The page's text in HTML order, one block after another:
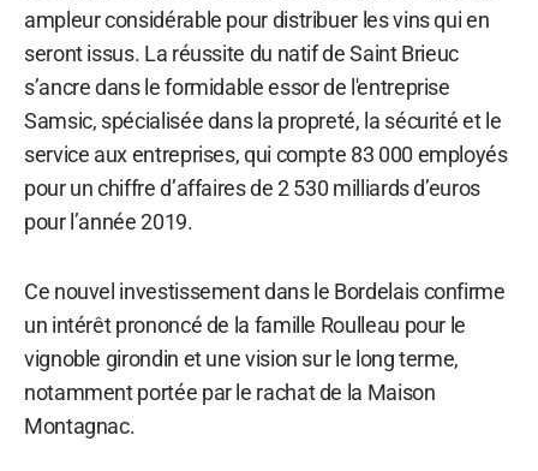
ampleur considérable pour distribuer les vins qui en
seront issus. La réussite du natif de Saint Brieuc
s’ancre dans le formidable essor de l'entreprise
Samsic, spécialisée dans la propreté, la sécurité et le
service aux entreprises, qui compte 83 000 employés
pour un chiffre d’affaires de 2 530 milliards d’euros
pour l’année 2019.
Ce nouvel investissement dans le Bordelais confirme
un intérêt prononcé de la famille Roulleau pour le
vignoble girondin et une vision sur le long terme,
notamment portée par le rachat de la Maison
Montagnac.